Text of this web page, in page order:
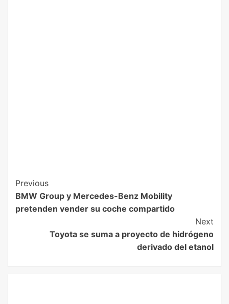
Previous
BMW Group y Mercedes-Benz Mobility
pretenden vender su coche compartido
Next
Toyota se suma a proyecto de hidrógeno
derivado del etanol